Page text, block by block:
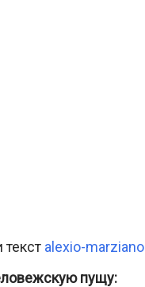
alexio-marziano
пущу: